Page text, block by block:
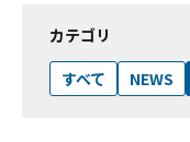
カテゴリ
すべて
NEWS